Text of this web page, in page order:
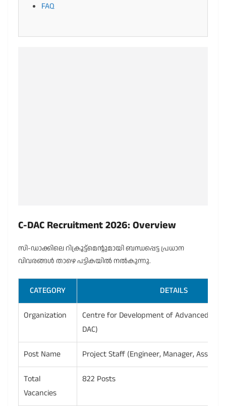
FAQ
C-DAC Recruitment 2026: Overview
സി-ഡാക്കിലെ റിക്രൂട്ട്മെന്റുമായി ബന്ധപ്പെട്ട പ്രധാന
വിവരങ്ങൾ താഴെ പട്ടികയിൽ നൽകുന്നു.
CATEGORY DETAILS
Organization
Centre for Development of Advanced
DAC)
Post Name Project Staff (Engineer, Manager,
Total
Vacancies
822 Posts